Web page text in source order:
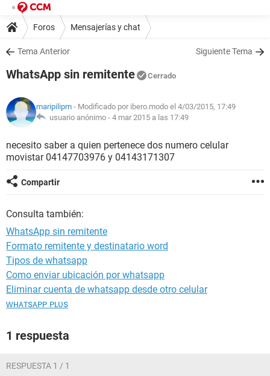
Foros Mensajerías y chat
Tema Anterior Siguiente Tema
WhatsApp sin remitente Cerrado
maripilipm - Modificado por ibero.modo el 4/03/2015, 17:49
usuario anónimo - 4 mar 2015 a las 17:49
necesito saber a quien pertenece dos numero celular
movistar 04147703976 y 04143171307
Compartir
Consulta también:
WhatsApp sin remitente
Formato remitente y destinatario word
Tipos de whatsapp
Como enviar ubicación por whatsapp
Eliminar cuenta de whatsapp desde otro celular
ᴡʜᴀᴛsᴀᴘᴘ ᴘʟᴜs
1 respuesta
RESPUESTA 1 / 1